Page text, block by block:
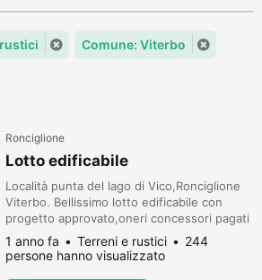
Comune: Viterbo
Ronciglione
Lotto edificabile
Località punta del lago di Vico,Ronciglione
Viterbo. Bellissimo lotto edificabile con
progetto approvato,oneri concessori pagati
.il prezzo è trattabile.
1 anno fa Terreni e rustici
244
persone hanno visualizzato